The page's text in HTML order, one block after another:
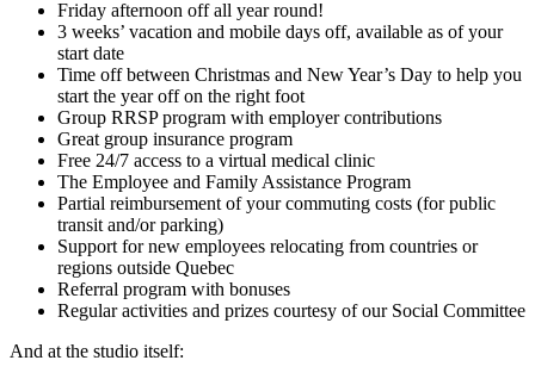
Friday afternoon off all year round!
3 weeks’ vacation and mobile days off, available as of your
start date
Time off between Christmas and New Year’s Day to help you
start the year off on the right foot
Group RRSP program with employer contributions
Great group insurance program
Free 24/7 access to a virtual medical clinic
The Employee and Family Assistance Program
Partial reimbursement of your commuting costs (for public
transit and/or parking)
Support for new employees relocating from countries or
regions outside Quebec
Referral program with bonuses
Regular activities and prizes courtesy of our Social Committee
And at the studio itself: